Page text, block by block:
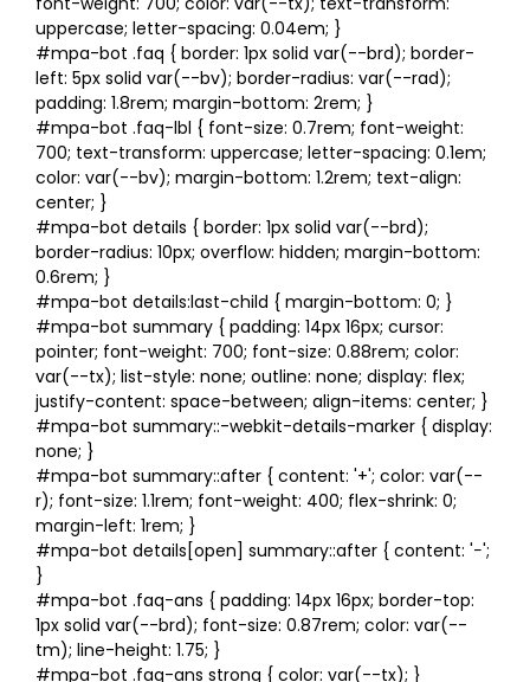
uppercase; letter-spacing: 0.04em; }
#mpa-bot .faq { border: 1px solid var(--brd); border-
left: 5px solid var(--bv); border-radius: var(--rad);
padding: 1.8rem; margin-bottom: 2rem; }
#mpa-bot .faq-lbl { font-size: 0.7rem; font-weight:
700; text-transform: uppercase; letter-spacing: 0.1em;
color: var(--bv); margin-bottom: 1.2rem; text-align:
center; }
#mpa-bot details { border: 1px solid var(--brd);
border-radius: 10px; overflow: hidden; margin-bottom:
0.6rem; }
#mpa-bot details:last-child { margin-bottom: 0; }
#mpa-bot summary { padding: 14px 16px; cursor:
pointer; font-weight: 700; font-size: 0.88rem; color:
var(--tx); list-style: none; outline: none; display: flex;
justify-content: space-between; align-items: center; }
#mpa-bot summary::-webkit-details-marker { display:
none; }
#mpa-bot summary::after { content: '+'; color: var(--
r); font-size: 1.1rem; font-weight: 400; flex-shrink: 0;
margin-left: 1rem; }
#mpa-bot details[open] summary::after { content: '−';
}
#mpa-bot .faq-ans { padding: 14px 16px; border-top:
1px solid var(--brd); font-size: 0.87rem; color: var(--
tm); line-height: 1.75; }
#mpa-bot .faq-ans strong { color: var(--tx); }